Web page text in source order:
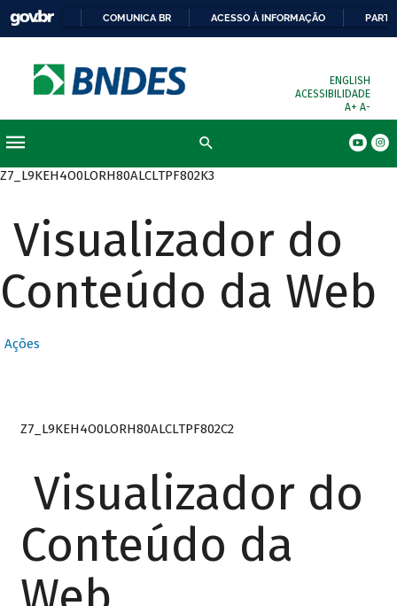
COMUNICA BR ACESSO À INFORMAÇÃO
ENGLISH
ACESSIBILIDADE
A+ A-
Z7_L9KEH4O0LORH80ALCLTPF802K3
Visualizador do
Conteúdo da Web
Ações
Z7_L9KEH4O0LORH80ALCLTPF802C2
Visualizador do
Conteúdo da